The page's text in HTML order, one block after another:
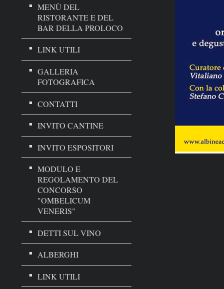
MENÙ DEL
RISTORANTE E DEL
BAR DELLA PROLOCO
LINK UTILI
GALLERIA
FOTOGRAFICA
CONTATTI
INVITO CANTINE
INVITO ESPOSITORI
MODULO E
REGOLAMENTO DEL
CONCORSO
"OMBELICUM
VENERIS"
DETTI SUL VINO
ALBERGHI
LINK UTILI